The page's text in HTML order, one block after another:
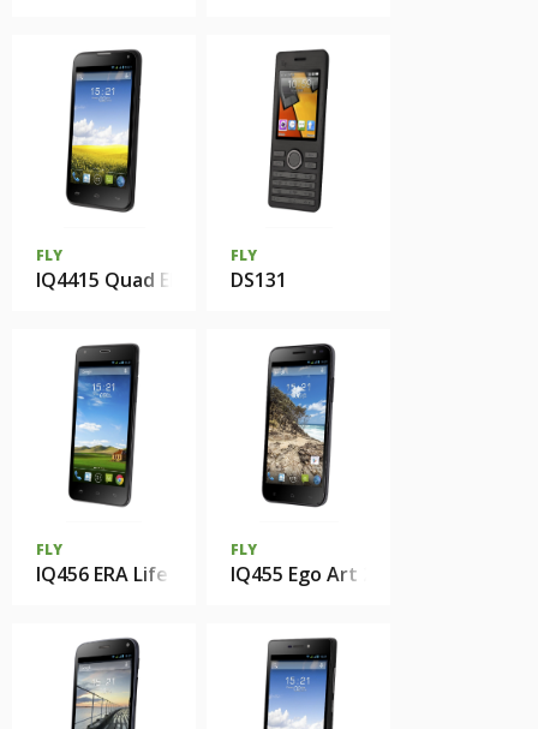
FLY
IQ4415 Quad ERA Style 3
FLY
DS131
FLY
IQ456 ERA Life 2
FLY
IQ455 Ego Art 2